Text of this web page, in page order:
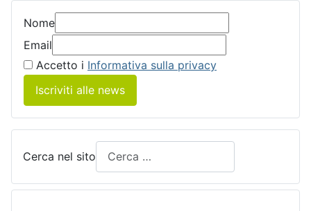
Nome
Email
Accetto i Informativa sulla privacy
Iscriviti alle news
Cerca nel sito